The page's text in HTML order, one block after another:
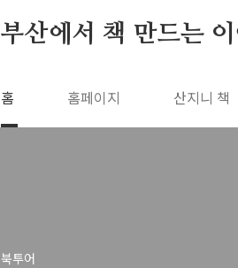
부산에서 책 만드는
홈 홈페이지 산지니 책
북투어